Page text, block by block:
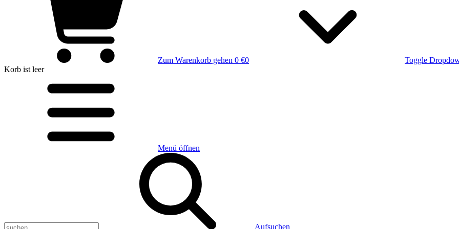
Zum Warenkorb gehen 0 €0
Toggle
Korb ist leer
Menü öffnen
Aufsuchen